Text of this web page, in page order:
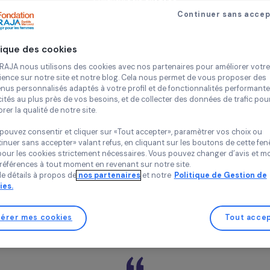
la résilience et l’impact des associations féministes
nous expliquer la mission principale de l’Alliance
soutient concrètement les organisations de
créée officiellement en 2021 pour répondre à un constat
de genre en Europe sontsous-financées et
la Fondation CHANEL quelques années plus tôt avait
fonctionnaient avec des budgets moyens autour de 50
et uniquement avec des bénévoles. Ce décalage
montrait combien il fallait renforcer durablement le
: aujourd’hui, nous sommes
le premier et encore le
à l’égalité de genre
d’argent au secteur et de le renforcer.
Politique des cookies
Chez RAJA nous utilisons des cookies avec nos partenaires pour
expérience sur notre site et notre blog. Cela nous permet de vous
contenus personnalisés adaptés à votre profil et de
publicités au plus près de vos besoins, et de collecter des
améliorer la qualité de notre site.
Vous pouvez consentir et cliquer sur «Tout accepter»,
«Continuer sans accepter» valant refus, en cliquant sur les
vos préférences à tout moment en revenant sur notre site.
Plus de détails à propos de
et notre
Politique